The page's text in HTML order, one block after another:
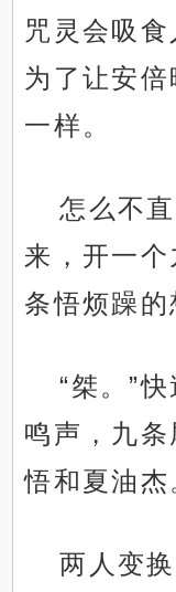
咒灵会吸
为了让安
一样。
怎么不
来，开一
条悟烦躁的
“桀。”
鸣声，九
悟和夏油杰
两人变